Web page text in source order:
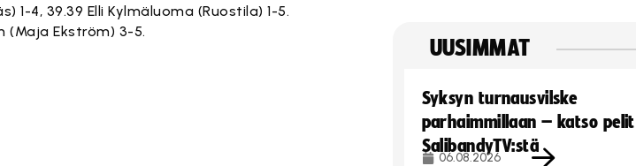
1-4, 39.39 Elli Kylmäluoma (Ruostila) 1-5.
(Maja Ekström) 3-5.
UUSIMMAT
Syksyn turnausvilske
parhaimmillaan – katso pelit
SalibandyTV:stä
06.08.2026